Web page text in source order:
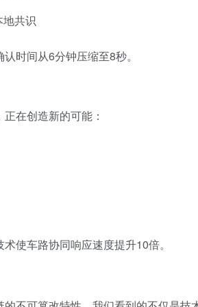
地共识
时间从6分钟压缩至8秒。
在创造新的可能：
使车路协同响应速度提升10倍。